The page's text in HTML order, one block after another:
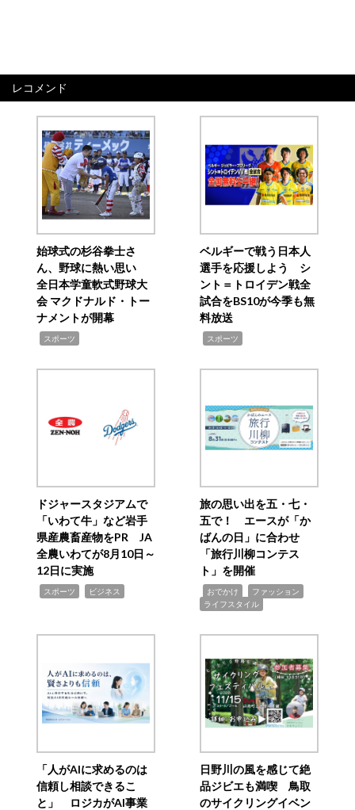
レコメンド
始球式の杉谷拳士さ
ん、野球に熱い思い
全日本学童軟式野球大
会 マクドナルド・トー
ナメントが開幕
スポーツ
ベルギーで戦う日本人
選手を応援しよう シ
ント＝トロイデン戦全
試合をBS10が今季も無
料放送
スポーツ
ドジャースタジアムで
「いわて牛」など岩手
県産農畜産物をPR JA
全農いわてが8月10日～
12日に実施
スポーツ ビジネス
旅の思い出を五・七・
五で！ エースが「か
ばんの日」に合わせ
「旅行川柳コンテス
ト」を開催
おでかけ ファッション
ライフスタイル
「人がAIに求めるのは
信頼し相談できるこ
と」 ロジカがAI事業
日野川の風を感じて絶
品ジビエも満喫 鳥取
のサイクリングイベン